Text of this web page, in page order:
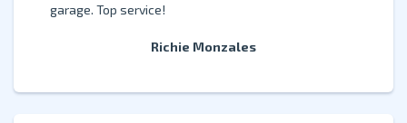
garage. Top service!
Richie Monzales